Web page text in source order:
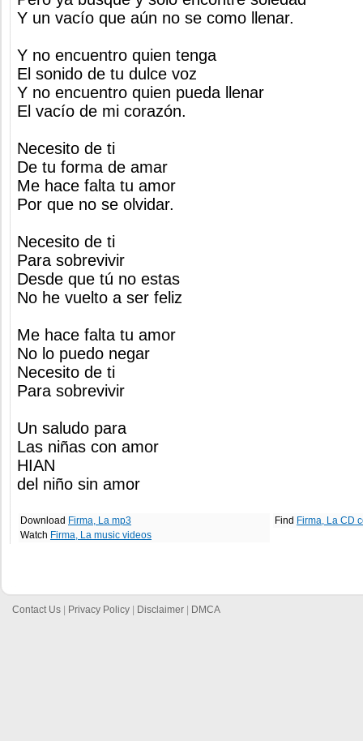
Y un vacío que aún no se como llenar.
Y no encuentro quien tenga
El sonido de tu dulce voz
Y no encuentro quien pueda llenar
El vacío de mi corazón.
Necesito de ti
De tu forma de amar
Me hace falta tu amor
Por que no se olvidar.
Necesito de ti
Para sobrevivir
Desde que tú no estas
No he vuelto a ser feliz
Me hace falta tu amor
No lo puedo negar
Necesito de ti
Para sobrevivir
Un saludo para
Las niñas con amor
HIAN
del niño sin amor
Download Firma, La mp3
Watch Firma, La music videos
Find Firma, La CD
Contact Us Privacy Policy Disclaimer DMCA